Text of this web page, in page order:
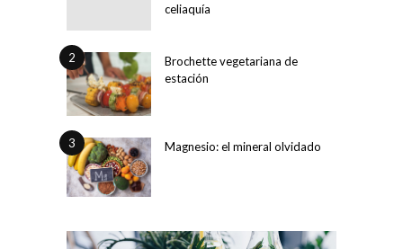
celiaquía
2
Brochette vegetariana de
estación
3 Magnesio: el mineral olvidado